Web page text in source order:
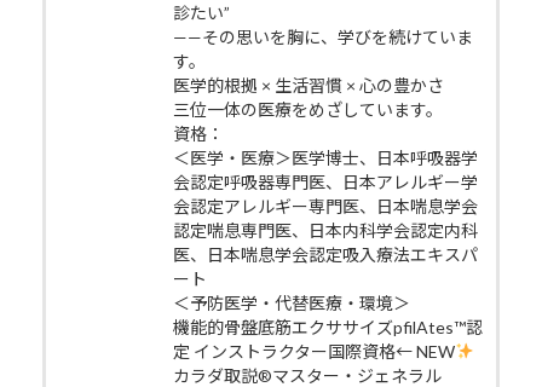
診たい”
——その思いを胸に、学びを続けていま
す。
医学的根拠 × 生活習慣 × 心の豊かさ
三位一体の医療をめざしています。
資格：
＜医学・医療＞医学博士、日本呼吸器学
会認定呼吸器専門医、日本アレルギー学
会認定アレルギー専門医、日本喘息学会
認定喘息専門医、日本内科学会認定内科
医、日本喘息学会認定吸入療法エキスパ
ート
＜予防医学・代替医療・環境＞
機能的骨盤底筋エクササイズpfilAtes™認
定 インストラクター国際資格← NEW
カラダ取説®マスター・ジェネラル